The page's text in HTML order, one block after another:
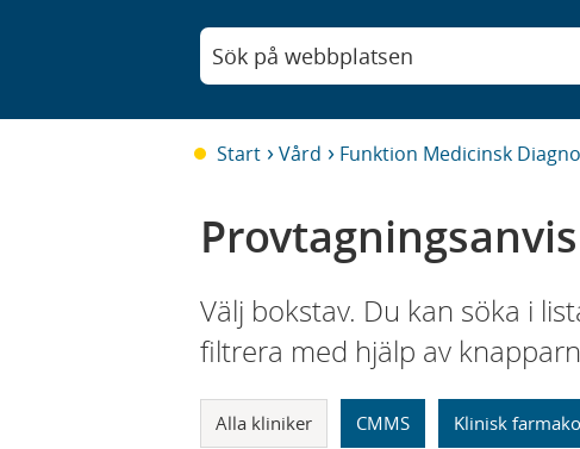
Sök på webbplatsen
Start Vård Funktion Medicinsk
Välj bokstav. Du kan söka i
filtrera med hjälp av
Alla kliniker CMMS Klinisk